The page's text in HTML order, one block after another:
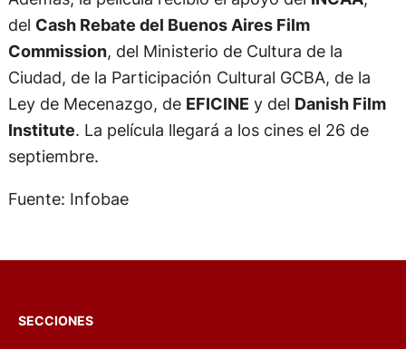
del Cash Rebate del Buenos Aires Film
Commission, del Ministerio de Cultura de la
Ciudad, de la Participación Cultural GCBA, de la
Ley de Mecenazgo, de EFICINE y del Danish Film
Institute. La película llegará a los cines el 26 de
septiembre.
Fuente: Infobae
SECCIONES